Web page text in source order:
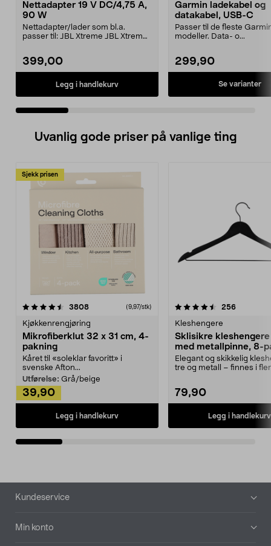
Nettadapter 19 V DC/4,75 A,
90 W
Nettadapter/lader som bl.a.
passer til: JBL Xtreme JBL Xtreme
399,00
Legg i handlekurv
Garmin ladekabel og
datakabel, USB-C
Passer til de fleste
modeller. Data- o...
299,90
Se varianter
Uvanlig gode priser på vanlige ting
Sjekk prisen
3808anmeldelser(9,97/stk)
Kjøkkenrengjøring
Mikrofiberklut 32 x 31 cm, 4-
pakning
Kåret til «soleklar favoritt» i
svenske Afton...
Utførelse: Grå/beige
39,90
Legg i handlekurv
4.5av 5 stjerner 256
Kleshengere
Sklisikre
med metallpinne, 8-
Elegant og skikkelig
tre og metall – finnes i
79,90
Legg i handlekurv
4.5av 5 stjerner
Bunntekst
Kundeservice
Min konto